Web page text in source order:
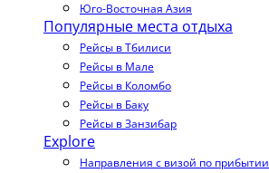
Юго-Восточная Азия
Популярные места отдыха
Рейсы в Тбилиси
Рейсы в Мале
Рейсы в Коломбо
Рейсы в Баку
Рейсы в Занзибар
Explore
Направления с визой по прибытии